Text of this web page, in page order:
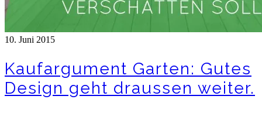
10. Juni 2015
Kaufargument Garten: Gutes
Design geht draussen weiter.